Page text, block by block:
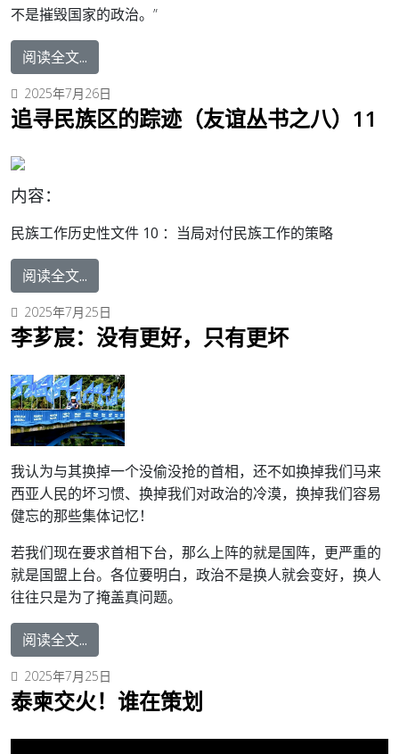
不是摧毁国家的政治。”
阅读全文...
2025年7月26日
追寻民族区的踪迹（友谊丛书之八）11
内容：
民族工作历史性文件 10 ： 当局对付民族工作的策略
阅读全文...
2025年7月25日
李芗宸：没有更好，只有更坏
我认为与其换掉一个没偷没抢的首相，还不如换掉我们马来
西亚人民的坏习惯、换掉我们对政治的冷漠，换掉我们容易
健忘的那些集体记忆！
若我们现在要求首相下台，那么上阵的就是国阵，更严重的
就是国盟上台。各位要明白，政治不是换人就会变好，换人
往往只是为了掩盖真问题。
阅读全文...
2025年7月25日
泰柬交火！谁在策划